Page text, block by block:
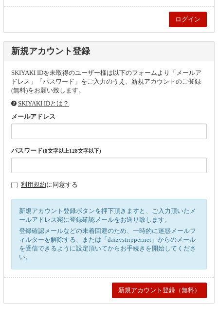
新規アカウント登録
SKIYAKI IDを未取得のユーザー様は以下のフォームより「メールア
ドレス」「パスワード」をご入力のうえ、新規アカウントのご登録
(無料)をお願い致します。
SKIYAKI IDとは？
メールアドレス
パスワード(8文字以上128文字以下)
利用規約に同意する
新規アカウント登録ボタンを押下頂きますと、ご入力頂いたメ
ールアドレス宛に登録確認メールをお送り致します。
登録確認メールなどの未着回避のため、一時的に迷惑メールフ
ィルターを解除する、または「daizystripper.net」からのメール
を受信できるように設定頂いてからお手続きを開始してくださ
い。